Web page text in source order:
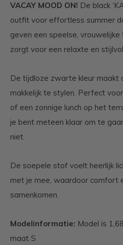
VACAY MOOD ON! De black
outfit voor effortless summer
geven een speelse,
zorgt voor een relaxte en
De tijdloze zwarte kleur maakt
makkelijk te stylen. Perfect
of een zonnige lunch op het
je bent meteen klaar om te
niet.
De soepele stof voelt heerlijk
met je mee, waardoor comfort
samenkomen.
Modelinformatie: Model is
maat S